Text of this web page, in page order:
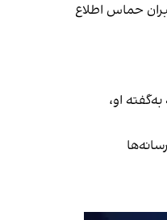
رهبران حماس اطلاع
او،